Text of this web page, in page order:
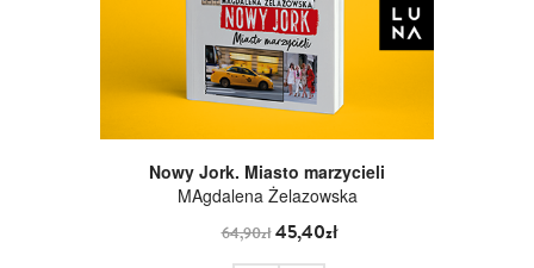
Nowy Jork. Miasto marzycieli
MAgdalena Żelazowska
64,90zł45,40zł